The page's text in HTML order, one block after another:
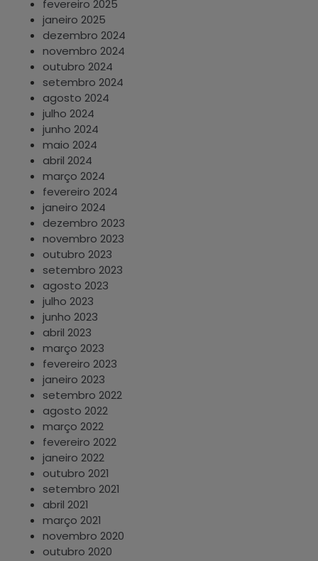
fevereiro 2025
janeiro 2025
dezembro 2024
novembro 2024
outubro 2024
setembro 2024
agosto 2024
julho 2024
junho 2024
maio 2024
abril 2024
março 2024
fevereiro 2024
janeiro 2024
dezembro 2023
novembro 2023
outubro 2023
setembro 2023
agosto 2023
julho 2023
junho 2023
abril 2023
março 2023
fevereiro 2023
janeiro 2023
setembro 2022
agosto 2022
março 2022
fevereiro 2022
janeiro 2022
outubro 2021
setembro 2021
abril 2021
março 2021
novembro 2020
outubro 2020